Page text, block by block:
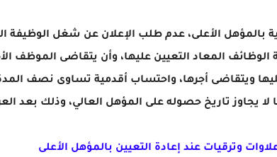
المعاد التعيين عليها، وأن يتقاضى الموظف
ويتقاضى أجرها، واحتساب أقدمية تساوى نصف
وترقيات عند إعادة التعيين بالمؤهل الأعلى